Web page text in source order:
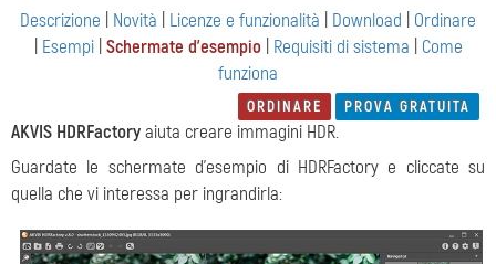
Descrizione Novità Licenze e funzionalità Download
Ordinare
Esempi| Schermate d'esempio Requisiti di sistema
Come
funziona
ORDINARE PROVA GRATUITA
AKVIS HDRFactoryaiuta creare immagini HDR.
Guardate le schermate d’esempio di HDRFactory e cliccate su
quella che vi interessa per ingrandirla: